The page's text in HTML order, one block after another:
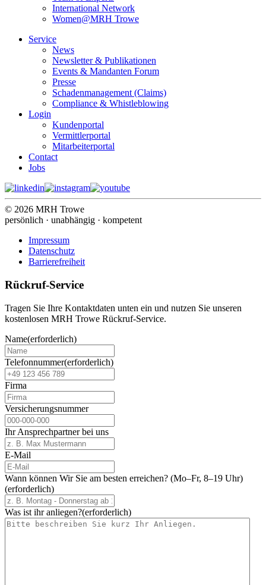
International Network
Women@MRH Trowe
Service
News
Newsletter & Publikationen
Events & Mandanten Forum
Presse
Schadenmanagement (Claims)
Compliance & Whistleblowing
Login
Kundenportal
Vermittlerportal
Mitarbeiterportal
Contact
Jobs
© 2026 MRH Trowe
persönlich · unabhängig · kompetent
Impressum
Datenschutz
Barrierefreiheit
Rückruf-Service
Tragen Sie Ihre Kontaktdaten unten ein und nutzen Sie unseren
kostenlosen MRH Trowe Rückruf-Service.
Name(erforderlich)
Telefonnummer(erforderlich)
Firma
Versicherungsnummer
Ihr Ansprechpartner bei uns
E-Mail
Wann können Wir Sie am besten erreichen? (Mo–Fr, 8–19 Uhr)
(erforderlich)
Was ist ihr anliegen?(erforderlich)